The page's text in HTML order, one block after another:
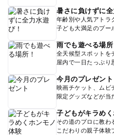
暑さに負けずに全
年齢別や人気アトラ
子ども大満足のプー
雨でも遊べる場所
全天候型スポットを
屋内で一日たっぷり
今月のプレゼント
映画チケット、ムビ
限定グッズなどが当
子どもがキラめ
その道のプロに教わ
こだわりの親子体験